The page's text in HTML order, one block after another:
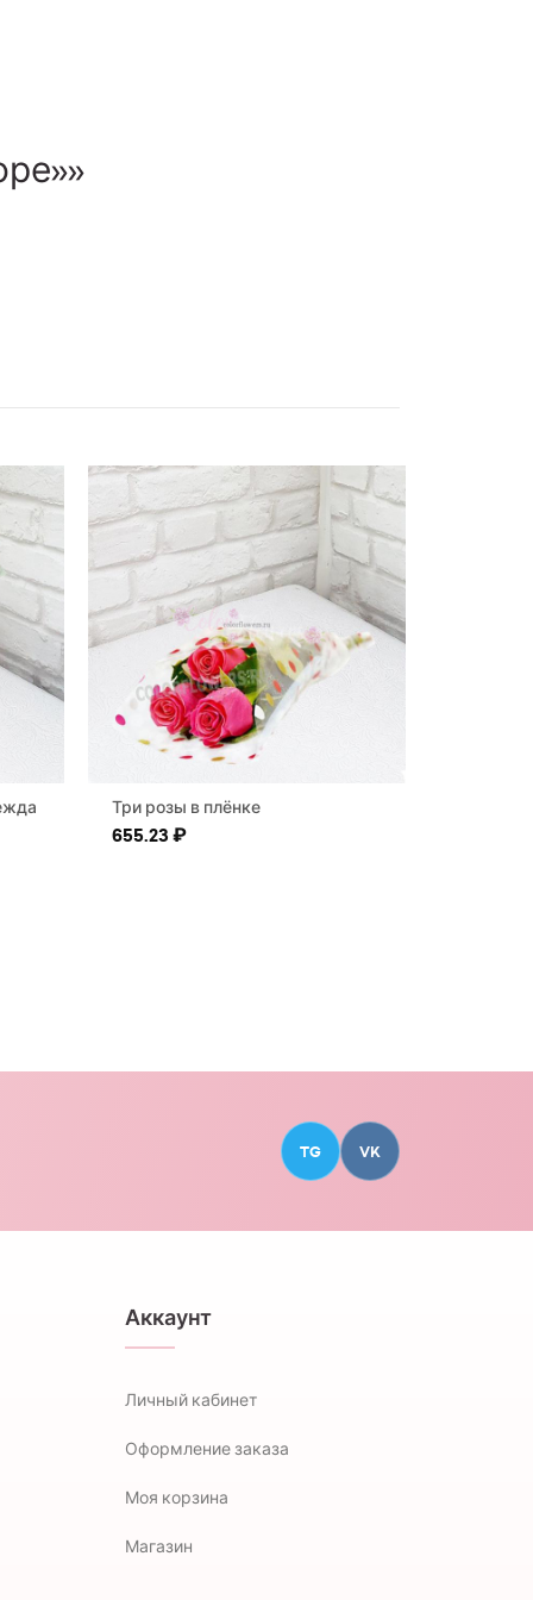
Три розы в плёнке
655.23₽
TG VK
Аккаунт
Личный кабинет
Оформление заказа
Моя корзина
Магазин